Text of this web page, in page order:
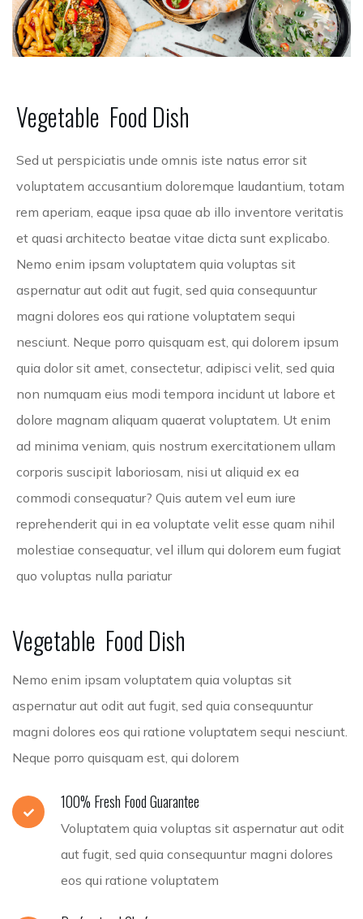
Vegetable Food Dish
Sed ut perspiciatis unde omnis iste natus error sit
voluptatem accusantium doloremque laudantium, totam
rem aperiam, eaque ipsa quae ab illo inventore veritatis
et quasi architecto beatae vitae dicta sunt explicabo.
Nemo enim ipsam voluptatem quia voluptas sit
aspernatur aut odit aut fugit, sed quia consequuntur
magni dolores eos qui ratione voluptatem sequi
nesciunt. Neque porro quisquam est, qui dolorem ipsum
quia dolor sit amet, consectetur, adipisci velit, sed quia
non numquam eius modi tempora incidunt ut labore et
dolore magnam aliquam quaerat voluptatem. Ut enim
ad minima veniam, quis nostrum exercitationem ullam
corporis suscipit laboriosam, nisi ut aliquid ex ea
commodi consequatur? Quis autem vel eum iure
reprehenderit qui in ea voluptate velit esse quam nihil
molestiae consequatur, vel illum qui dolorem eum fugiat
quo voluptas nulla pariatur
Vegetable Food Dish
Nemo enim ipsam voluptatem quia voluptas sit
aspernatur aut odit aut fugit, sed quia consequuntur
magni dolores eos qui ratione voluptatem sequi nesciunt.
Neque porro quisquam est, qui dolorem
100% Fresh Food Guarantee
Voluptatem quia voluptas sit aspernatur aut odit
aut fugit, sed quia consequuntur magni dolores
eos qui ratione voluptatem